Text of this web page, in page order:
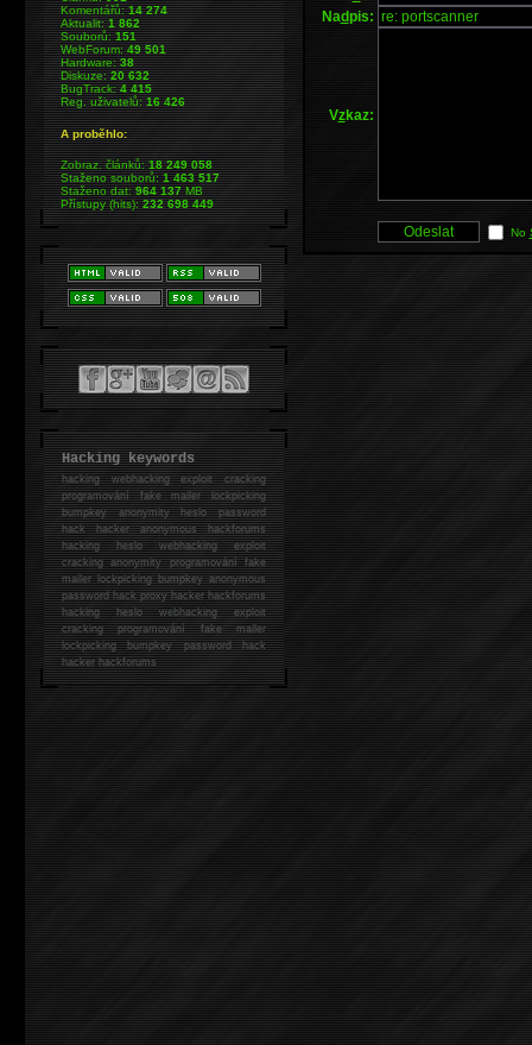
Nadpis:
Vzkaz:
No
Komentářů:14 274
Aktualit:1 862
Souborů:151
WebForum:49 501
Hardware:38
Diskuze:20 632
BugTrack:4 415
Reg. uživatelů:16 426
A proběhlo:
Zobraz. článků:18 249 058
Staženo souborů:1 463 517
Staženo dat:964 137MB
Přístupy (hits):232 698 449
Hacking keywords
hackingwebhacking exploit cracking
programování fake mailer lockpicking
bumpkey anonymity heslo password
hackhacker anonymous hackforums
hackingheslo webhacking exploit
cracking anonymity programování fake
mailer lockpicking bumpkey anonymous
password hack proxy hacker hackforums
hacking heslo webhacking exploit
cracking programování fake mailer
lockpicking bumpkey password hack
hackerhackforums